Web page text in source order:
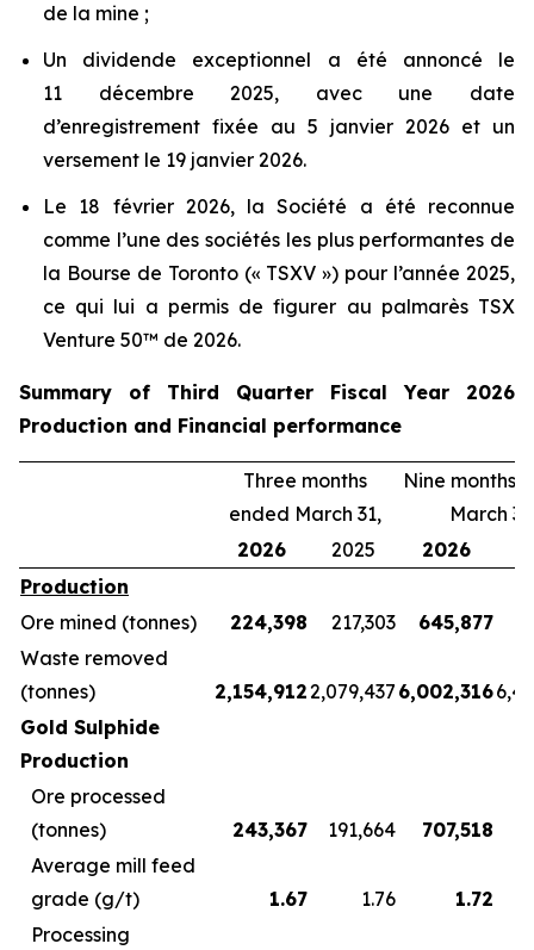
de la mine ;
Un dividende exceptionnel a été annoncé le
11 décembre 2025, avec une date
d’enregistrement fixée au 5 janvier 2026 et un
versement le 19 janvier 2026.
Le 18 février 2026, la Société a été reconnue
comme l’une des sociétés les plus performantes de
la Bourse de Toronto (« TSXV ») pour l’année 2025,
ce qui lui a permis de figurer au palmarès TSX
Venture 50™ de 2026.
Summary of Third Quarter Fiscal Year 2026
Production and Financial performance
Three months
ended March 31,
Nine months
March
2026
2025 2026
Production
Ore mined (tonnes)
224,398 217,303 645,877
Waste removed
(tonnes)
2,154,9122,079,437 6,002,316
Gold Sulphide
Production
Ore processed
(tonnes)
243,367 191,664 707,518
Average mill feed
grade (g/t)
1.67 1.76
1.72
Processing